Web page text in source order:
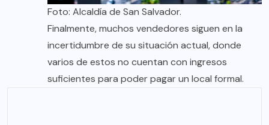
Foto: Alcaldía de San Salvador.
Finalmente, muchos vendedores siguen en la
incertidumbre de su situación actual, donde
varios de estos no cuentan con ingresos
suficientes para poder pagar un local formal.